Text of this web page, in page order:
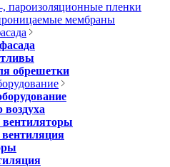
, пароизоляционные пленки
мембраны
обрешетки
воздуха